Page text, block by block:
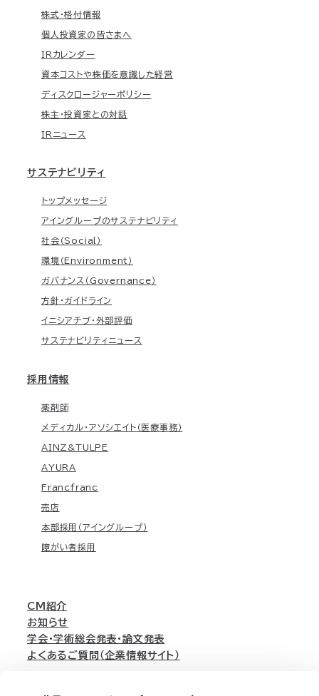
株式・格付情報
個人投資家の皆さまへ
IRカレンダー
資本コストや株価を意識した経営
ディスクロージャーポリシー
株主・投資家との対話
IRニュース
サステナビリティ
トップメッセージ
アイングループのサステナビリティ
社会（Social）
環境（Environment）
ガバナンス（Governance）
方針・ガイドライン
イニシアチブ・外部評価
サステナビリティニュース
採用情報
薬剤師
メディカル・アソシエイト（医療事務）
AINZ&TULPE
AYURA
Francfranc
売店
本部採用（アイングループ）
障がい者採用
CM紹介
お知らせ
学会・学術総会発表・論文発表
よくあるご質問（企業情報サイト）